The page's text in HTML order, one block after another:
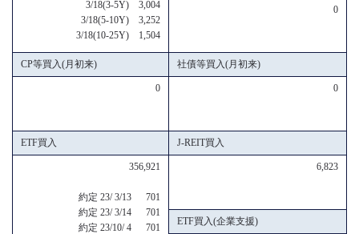
3/18(3-5Y) 3,004
3/18(5-10Y) 3,252
3/18(10-25Y) 1,504
0
CP等買入(月初来) 社債等買入(月初来)
0 0
ETF買入 J-REIT買入
356,921
約定 23/ 3/13 701
約定 23/ 3/14 701
約定 23/10/ 4 701
6,823
ETF買入(企業支援)